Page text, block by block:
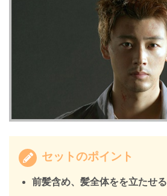
セットのポイント
前髪含め、髪全体をを立たせる